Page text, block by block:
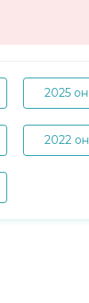
2025 он
2022 он